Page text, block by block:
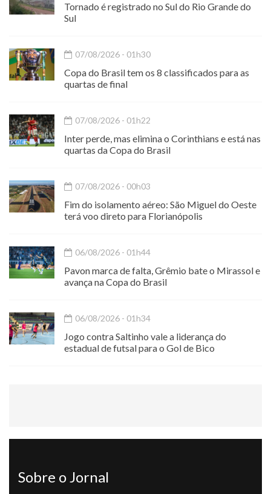
Tornado é registrado no Sul do Rio Grande do
Sul
07/08/2026 - 01h30
Copa do Brasil tem os 8 classificados para as
quartas de final
07/08/2026 - 01h22
Inter perde, mas elimina o Corinthians e está nas
quartas da Copa do Brasil
07/08/2026 - 00h03
Fim do isolamento aéreo: São Miguel do Oeste
terá voo direto para Florianópolis
06/08/2026 - 01h44
Pavon marca de falta, Grêmio bate o Mirassol e
avança na Copa do Brasil
06/08/2026 - 01h34
Jogo contra Saltinho vale a liderança do
estadual de futsal para o Gol de Bico
Sobre o Jornal